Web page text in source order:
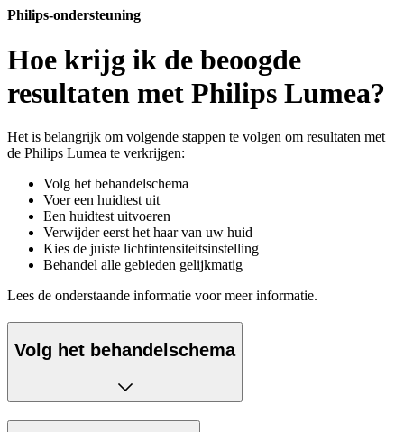
Philips-ondersteuning
Hoe krijg ik de beoogde
resultaten met Philips Lumea?
Het is belangrijk om volgende stappen te volgen om resultaten met
de Philips Lumea te verkrijgen:
Volg het behandelschema
Voer een huidtest uit
Een huidtest uitvoeren
Verwijder eerst het haar van uw huid
Kies de juiste lichtintensiteitsinstelling
Behandel alle gebieden gelijkmatig
Lees de onderstaande informatie voor meer informatie.
Volg het behandelschema